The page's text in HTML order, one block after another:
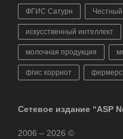
ФГИС Сатурн Честный
искусственный интеллект
молочная продукция
фгис хорриот
Сетевое издание “ASP
2006 – 2026 ©